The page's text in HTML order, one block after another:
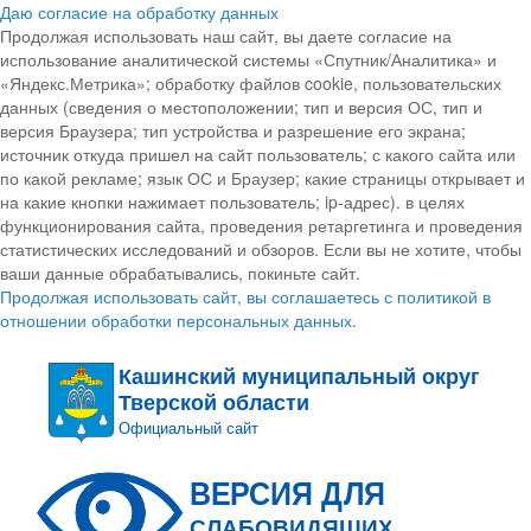
Даю согласие на обработку данных
Продолжая использовать наш сайт, вы даете согласие на
использование аналитической системы «Спутник/Аналитика» и
«Яндекс.Метрика»; обработку файлов cookie, пользовательских
данных (сведения о местоположении; тип и версия ОС, тип и
версия Браузера; тип устройства и разрешение его экрана;
источник откуда пришел на сайт пользователь; с какого сайта или
по какой рекламе; язык ОС и Браузер; какие страницы открывает и
на какие кнопки нажимает пользователь; ip-адрес). в целях
функционирования сайта, проведения ретаргетинга и проведения
статистических исследований и обзоров. Если вы не хотите, чтобы
ваши данные обрабатывались, покиньте сайт.
Продолжая использовать сайт, вы соглашаетесь с политикой в
отношении обработки персональных данных.